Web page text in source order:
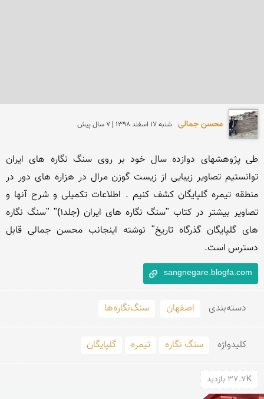
محسن جمالی شنبه 17 اسفند 1398 | 7 سال پیش
دسترس است.
sangnegare.blogfa.com
دسته‌بندی اصفهان سنگ‌نگاره‌ها
کلید‌واژه سنگ نگاره تیمره گلپایگان
37.7K بازدید